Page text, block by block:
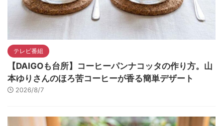
テレビ番組
【DAIGOも台所】コーヒーパンナコッタの作り方。山
本ゆりさんのほろ苦コーヒーが香る簡単デザート
2026/8/7